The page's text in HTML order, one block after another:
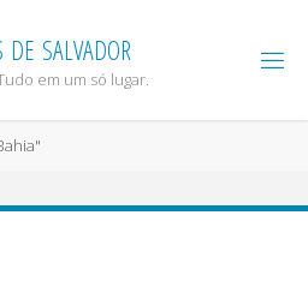
DE SALVADOR
em um só lugar.